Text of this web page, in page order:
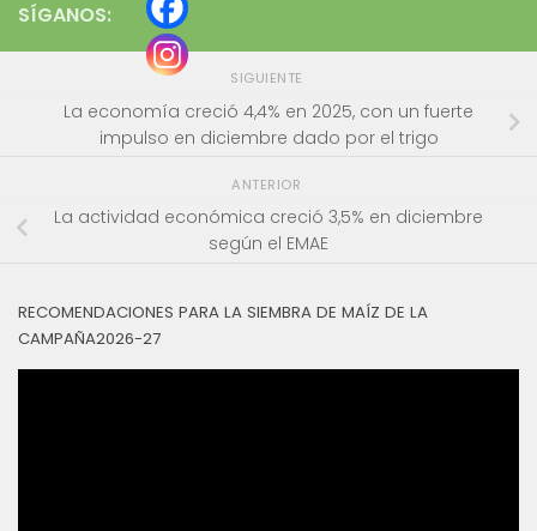
SÍGANOS:
SIGUIENTE
La economía creció 4,4% en 2025, con un fuerte
impulso en diciembre dado por el trigo
ANTERIOR
La actividad económica creció 3,5% en diciembre
según el EMAE
RECOMENDACIONES PARA LA SIEMBRA DE MAÍZ DE LA
CAMPAÑA2026-27